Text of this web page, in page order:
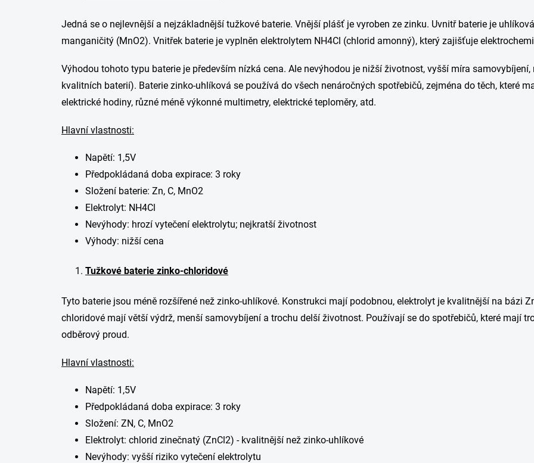
Jedná se o nejlevnější a nejzákladnější tužkové baterie. Vnější plášť je vyroben ze zinku. Uvnitř baterie je
manganičitý (MnO2). Vnitřek baterie je vyplněn elektrolytem NH4Cl (chlorid amonný), který zajišťuje
Výhodou tohoto typu baterie je především nízká cena. Ale nevýhodou je nižší životnost, vyšší míra
kvalitních baterií). Baterie zinko-uhlíková se používá do všech nenáročných spotřebičů, zejména do těch, které
elektrické hodiny, různé méně výkonné multimetry, elektrické teploměry, atd.
Hlavní vlastnosti:
Napětí: 1,5V
Předpokládaná doba expirace: 3 roky
Složení baterie: Zn, C, MnO2
Elektrolyt: NH4Cl
Nevýhody: hrozí vytečení elektrolytu; nejkratší životnost
Výhody: nižší cena
Tužkové baterie zinko-chloridové
Tyto baterie jsou méně rozšířené než zinko-uhlíkové. Konstrukci mají podobnou, elektrolyt je kvalitnější na bázi
chloridové mají větší výdrž, menší samovybíjení a trochu delší životnost. Používají se do spotřebičů, které mají
odběrový proud.
Hlavní vlastnosti:
Napětí: 1,5V
Předpokládaná doba expirace: 3 roky
Složení: ZN, C, MnO2
Elektrolyt: chlorid zinečnatý (ZnCl2) - kvalitnější než zinko-uhlíkové
Nevýhody: vyšší riziko vytečení elektrolytu